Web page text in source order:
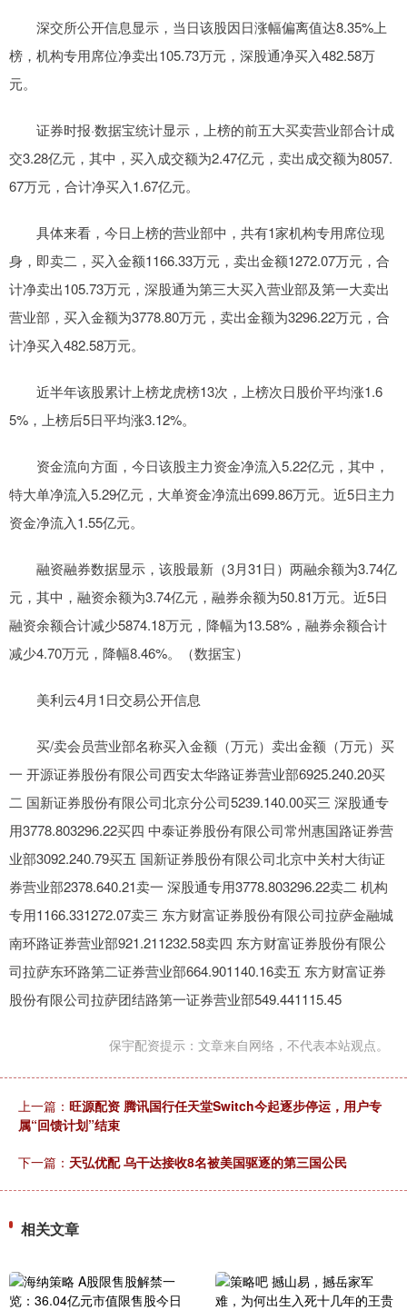
深交所公开信息显示，当日该股因日涨幅偏离值达8.35%上
榜，机构专用席位净卖出105.73万元，深股通净买入482.58万
元。
证券时报·数据宝统计显示，上榜的前五大买卖营业部合计成
交3.28亿元，其中，买入成交额为2.47亿元，卖出成交额为8057.
67万元，合计净买入1.67亿元。
具体来看，今日上榜的营业部中，共有1家机构专用席位现
身，即卖二，买入金额1166.33万元，卖出金额1272.07万元，合
计净卖出105.73万元，深股通为第三大买入营业部及第一大卖出
营业部，买入金额为3778.80万元，卖出金额为3296.22万元，合
计净买入482.58万元。
近半年该股累计上榜龙虎榜13次，上榜次日股价平均涨1.6
5%，上榜后5日平均涨3.12%。
资金流向方面，今日该股主力资金净流入5.22亿元，其中，
特大单净流入5.29亿元，大单资金净流出699.86万元。近5日主力
资金净流入1.55亿元。
融资融券数据显示，该股最新（3月31日）两融余额为3.74亿
元，其中，融资余额为3.74亿元，融券余额为50.81万元。近5日
融资余额合计减少5874.18万元，降幅为13.58%，融券余额合计
减少4.70万元，降幅8.46%。（数据宝）
美利云4月1日交易公开信息
买/卖会员营业部名称买入金额（万元）卖出金额（万元）买
一 开源证券股份有限公司西安太华路证券营业部6925.240.20买
二 国新证券股份有限公司北京分公司5239.140.00买三 深股通专
用3778.803296.22买四 中泰证券股份有限公司常州惠国路证券营
业部3092.240.79买五 国新证券股份有限公司北京中关村大街证
券营业部2378.640.21卖一 深股通专用3778.803296.22卖二 机构
专用1166.331272.07卖三 东方财富证券股份有限公司拉萨金融城
南环路证券营业部921.211232.58卖四 东方财富证券股份有限公
司拉萨东环路第二证券营业部664.901140.16卖五 东方财富证券
股份有限公司拉萨团结路第一证券营业部549.441115.45
保宇配资提示：文章来自网络，不代表本站观点。
上一篇： 旺源配资 腾讯国行任天堂Switch今起逐步停运，用户专
属“回馈计划”结束
下一篇： 天弘优配 乌干达接收8名被美国驱逐的第三国公民
相关文章